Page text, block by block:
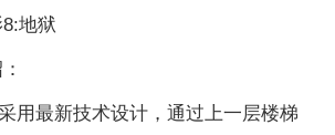
地狱
用最新技术设计，通过上一层楼梯